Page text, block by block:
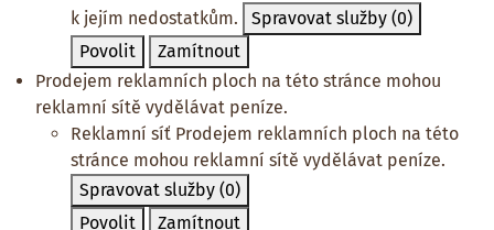
k jejím nedostatkům.
Spravovat služby (0)
Povolit
Zamítnout
Prodejem reklamních ploch na této stránce mohou
reklamní sítě vydělávat peníze.
Reklamní síť Prodejem reklamních ploch na této
stránce mohou reklamní sítě vydělávat peníze.
Spravovat služby (0)
Povolit
Zamítnout